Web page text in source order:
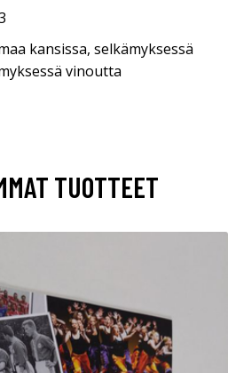
kansissa, selkämyksessä
vinoutta
TUOTTEET